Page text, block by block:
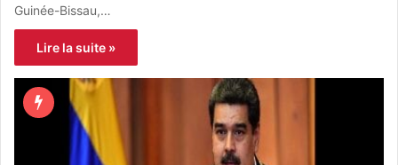
Guinée-Bissau,…
Lire la suite »